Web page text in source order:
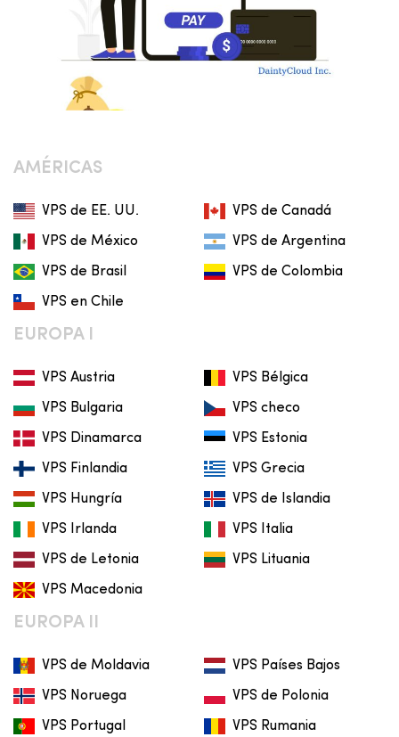
AMÉRICAS
VPS de EE. UU. VPS de Canadá
VPS de México VPS de Argentina
VPS de Brasil VPS de Colombia
VPS en Chile
EUROPA I
VPS Austria VPS Bélgica
VPS Bulgaria VPS checo
VPS Dinamarca VPS Estonia
VPS Finlandia VPS Grecia
VPS Hungría VPS de Islandia
VPS Irlanda VPS Italia
VPS de Letonia VPS Lituania
VPS Macedonia
EUROPA II
VPS de Moldavia VPS Países Bajos
VPS Noruega VPS de Polonia
VPS Portugal VPS Rumania